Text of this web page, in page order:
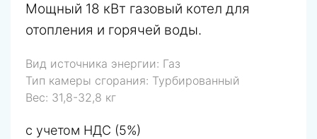
Мощный 18 кВт газовый котел для
отопления и горячей воды.
Вид источника энергии: Газ
Тип камеры сгорания: Турбированный
Вес: 31,8-32,8 кг
с учетом НДС (5%)